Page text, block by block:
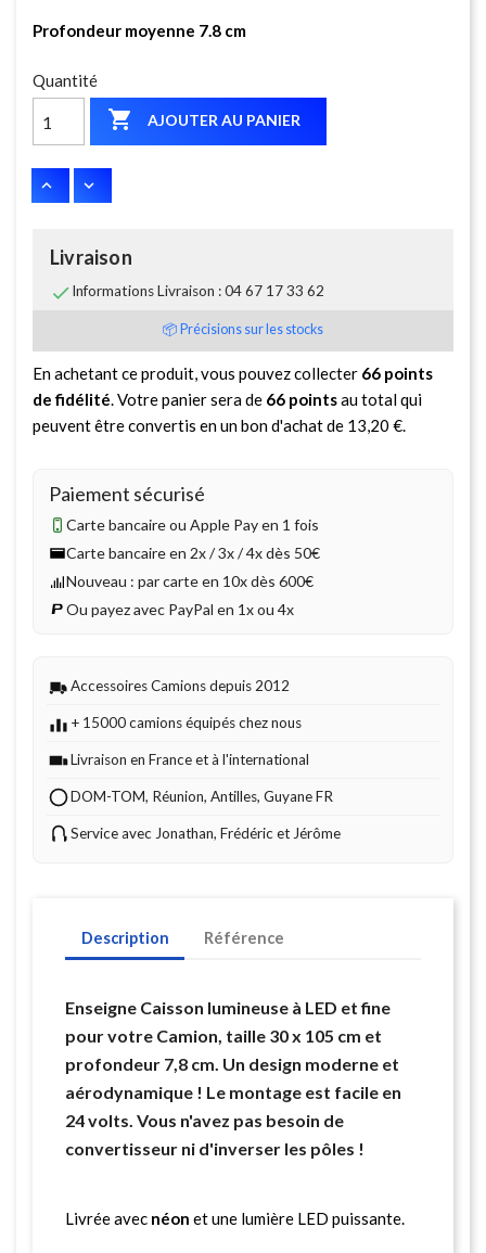
Profondeur moyenne 7.8 cm
Quantité
 AJOUTER AU PANIER
Livraison
Informations Livraison : 04 67 17 33 62
📦 Précisions sur les stocks
En achetant ce produit, vous pouvez collecter 66 points
de fidélité. Votre panier sera de 66 pointsau total qui
peuvent être convertis en un bon d'achat de 13,20 €.
Paiement sécurisé
Carte bancaire ou Apple Pay en 1 fois
Carte bancaire en 2x / 3x / 4x dès 50€
Nouveau : par carte en 10x dès 600€
Ou payez avec PayPal en 1x ou 4x
Accessoires Camions depuis 2012
+ 15000 camions équipés chez nous
Livraison en France et à l'international
DOM-TOM, Réunion, Antilles, Guyane FR
Service avec Jonathan, Frédéric et Jérôme
Description Référence
Enseigne Caisson lumineuse à LED et fine
pour votre Camion, taille 30 x 105 cm et
profondeur 7,8 cm. Un design moderne et
aérodynamique ! Le montage est facile en
24 volts. Vous n'avez pas besoin de
convertisseur ni d'inverser les pôles !
Livrée avec néon et une lumière LED puissante.